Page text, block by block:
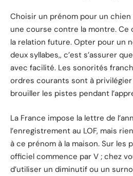
Choisir un prénom pour un chien
une course contre la montre. Ce
la relation future. Opter pour un
deux syllabes,, c’est s’assurer
avec facilité. Les sonorités
ordres courants sont à
brouiller les pistes pendant
La France impose la lettre de
l’enregistrement au LOF, mais
à ce prénom à la maison. Sur les
officiel commence par V ; chez
d’utiliser un diminutif ou un